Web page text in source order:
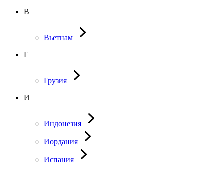
В
Вьетнам
Г
Грузия
И
Индонезия
Иордания
Испания